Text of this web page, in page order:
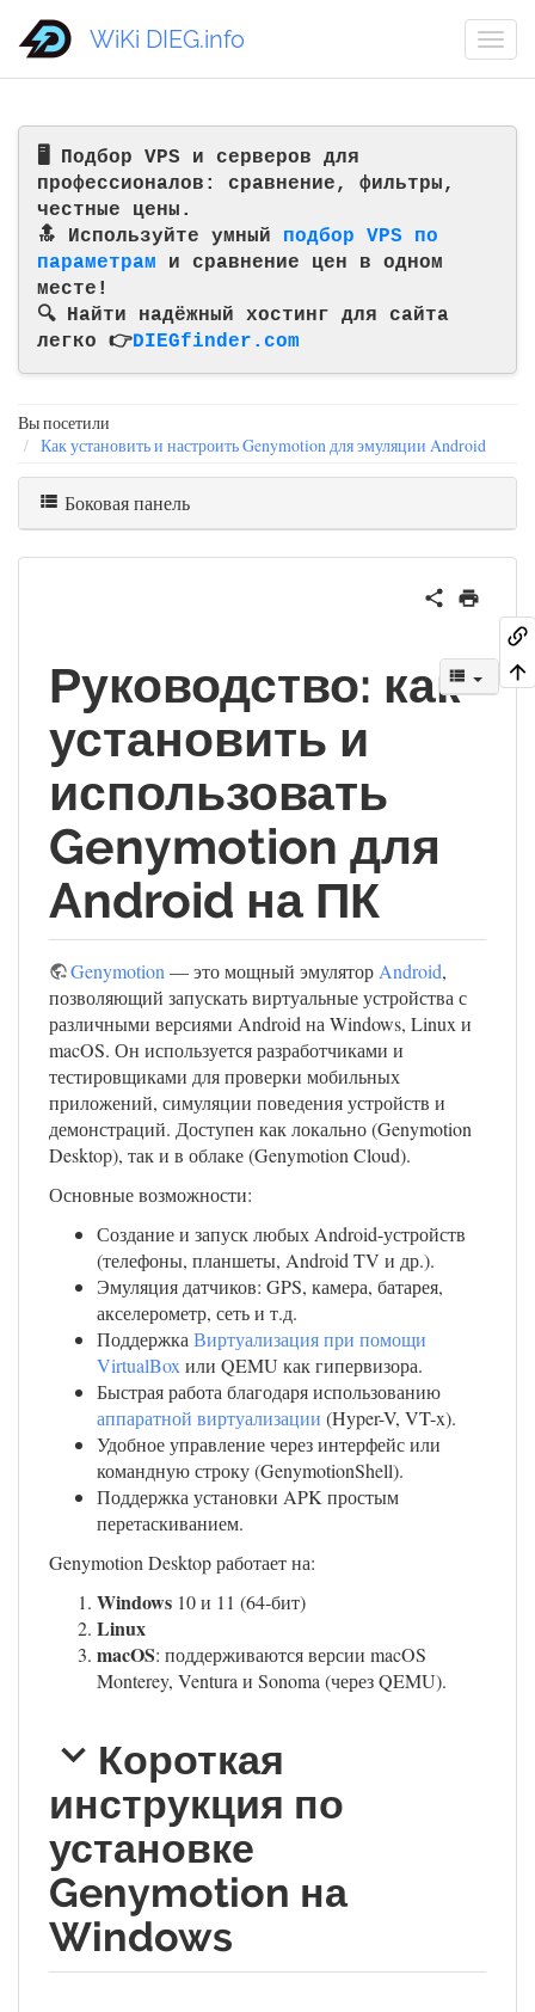
🖥️ Подбор VPS и серверов для
профессионалов: сравнение, фильтры,
честные цены.
🔝 Используйте умный подбор VPS по
параметрам и сравнение цен в одном
месте!
🔍 Найти надёжный хостинг для сайта
легко 👉DIEGfinder.com
WiKi DIEG.info
Вы посетили
Как установить и настроить Genymotion для эмуляции Android
Боковая панель
Руководство: как
установить и
использовать
Genymotion для
Android на ПК
Genymotion — это мощный эмулятор Android,
позволяющий запускать виртуальные устройства с
различными версиями Android на Windows, Linux и
macOS. Он используется разработчиками и
тестировщиками для проверки мобильных
приложений, симуляции поведения устройств и
демонстраций. Доступен как локально (Genymotion
Desktop), так и в облаке (Genymotion Cloud).
Основные возможности:
Создание и запуск любых Android-устройств
(телефоны, планшеты, Android TV и др.).
Эмуляция датчиков: GPS, камера, батарея,
акселерометр, сеть и т.д.​
Поддержка Виртуализация при помощи
VirtualBox или QEMU как гипервизора.​
Быстрая работа благодаря использованию
аппаратной виртуализации (Hyper-V, VT-x).​
Удобное управление через интерфейс или
командную строку (GenymotionShell).
Поддержка установки APK простым
перетаскиванием.
Genymotion Desktop работает на:
Windows 10 и 11 (64‑бит)
Linux
macOS: поддерживаются версии macOS
Monterey, Ventura и Sonoma (через QEMU).
Короткая
инструкция по
установке
Genymotion на
Windows